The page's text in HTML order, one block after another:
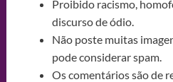
Proibido racismo,
discurso de ódio.
Não poste muitas
pode considerar spam.
Os comentários são de